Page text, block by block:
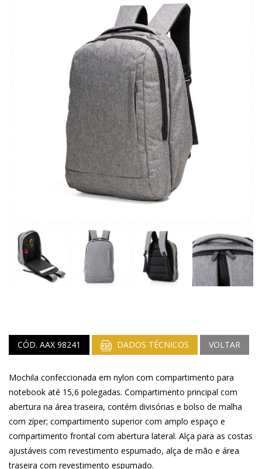
CÓD. AAX 98241 DADOS TÉCNICOS VOLTAR
Mochila confeccionada em nylon com compartimento para
notebook até 15,6 polegadas. Compartimento principal com
abertura na área traseira, contém divisórias e bolso de malha
com zíper; compartimento superior com amplo espaço e
compartimento frontal com abertura lateral. Alça para as costas
ajustáveis com revestimento espumado, alça de mão e área
traseira com revestimento espumado.